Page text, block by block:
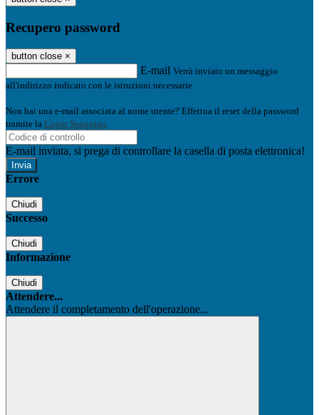
Recupero password
button close ×
E-mail Verrà inviato un messaggio
all'indirizzo indicato con le istruzioni necessarie.
Non hai una e-mail associata al nome utente? Effettua il reset della password
tramite la Login Spaggiari
E-mail inviata, si prega di controllare la casella di posta elettronica!
Errore
Chiudi
Successo
Chiudi
Informazione
Chiudi
Attendere...
Attendere il completamento dell'operazione...